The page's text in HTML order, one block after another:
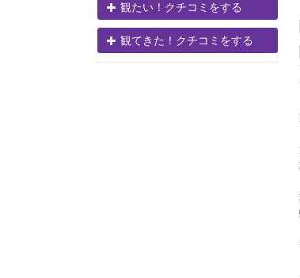
観たい！クチコミをする
観てきた！クチコミをする